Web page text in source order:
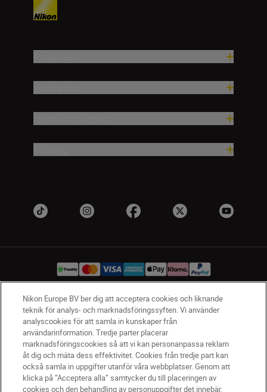
SV Nikon Sites
Kontakta oss
Policydokument om personuppgiftsbehandling
Användningsvillkor
Användarvillkor för Nikon Store
Cookie-meddelande
Tillgänglighet
Nikon Europe BV ber dig att acceptera cookies och liknande
teknik för analys- och marknadsföringssyften. Vi använder
analyscookies för att samla in kunskaper från
användarinformation. Tredje parter placerar
marknadsföringscookies så att vi kan personanpassa reklam
åt dig och mäta dess effektivitet. Cookies från tredje part kan
också samla in uppgifter utanför våra webbplatser. Genom att
klicka på ”Acceptera alla” samtycker du till placeringen av
cookies och den behandling av personuppgifter det innebär.